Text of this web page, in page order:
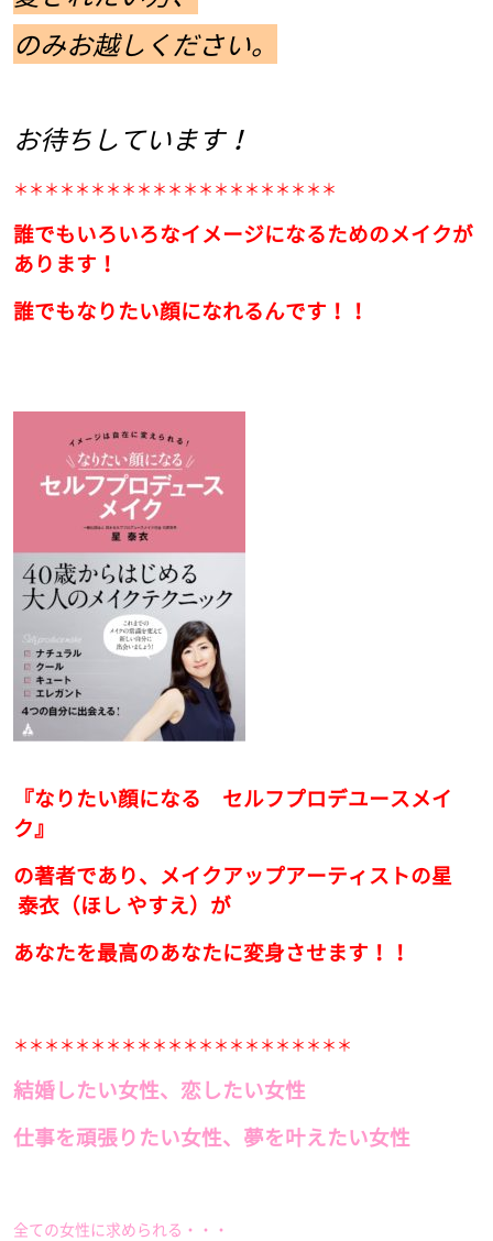
のみお越しください。
お待ちしています！
＊＊＊＊＊＊＊＊＊＊＊＊＊＊＊＊＊＊＊＊＊
誰でもいろいろなイメージになるためのメイクが
あります！
誰でもなりたい顔になれるんです！！
『なりたい顔になる セルフプロデユースメイ
ク』
の著者であり、メイクアップアーティストの星
泰衣（ほし やすえ）が
あなたを最高のあなたに変身させます！！
＊＊＊＊＊＊＊＊＊＊＊＊＊＊＊＊＊＊＊＊＊＊
結婚したい女性、恋したい女性
仕事を頑張りたい女性、夢を叶えたい女性
全ての女性に求められる・・・